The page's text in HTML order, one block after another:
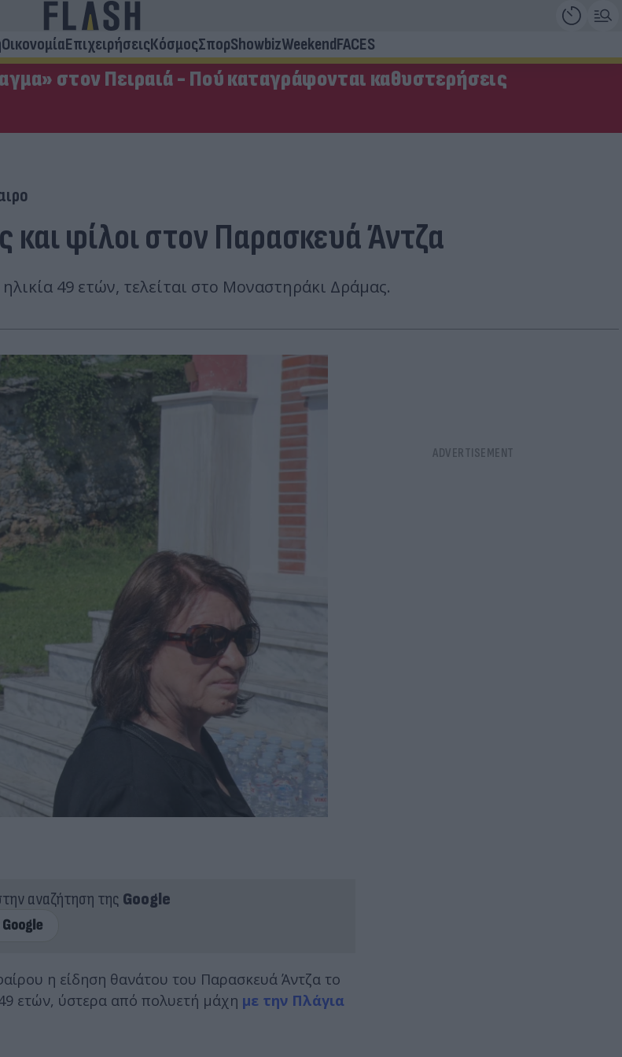
ΟικονομίαΕπιχειρήσειςΚόσμοςΣπορShowbizWeekendFACES
στον Πειραιά - Πού καταγράφονται καθυστερήσεις
και φίλοι στον Παρασκευά Άντζα
49 ετών, τελείται στο Μοναστηράκι Δράμας.
αναζήτηση της Google
η είδηση θανάτου του Παρασκευά Άντζα το
ετών, ύστερα από πολυετή μάχη με την Πλάγια